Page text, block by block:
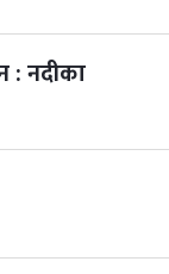
७ महिना बाँकी
: नदीका